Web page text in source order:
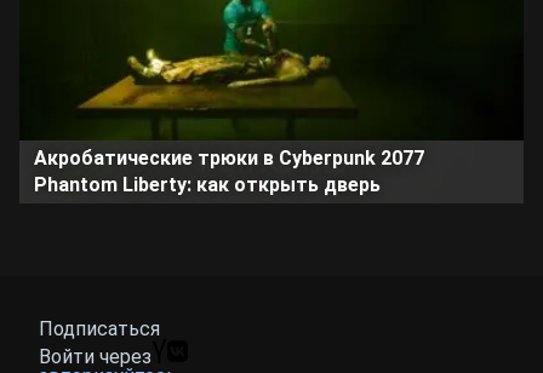
Акробатические трюки в Cyberpunk 2077
Phantom Liberty: как открыть дверь
Подписаться
Войти через